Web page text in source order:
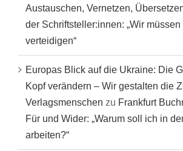
Austauschen, Vernetzen,
der Schriftsteller:innen: „Wir
verteidigen“
Europas Blick auf die Ukraine: Die
Kopf verändern – Wir gestalten die
Verlagsmenschen zu Frankfurt
Für und Wider: „Warum soll ich in
arbeiten?“